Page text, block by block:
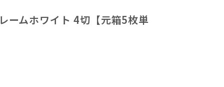
ームホワイト 4切【元箱5枚単